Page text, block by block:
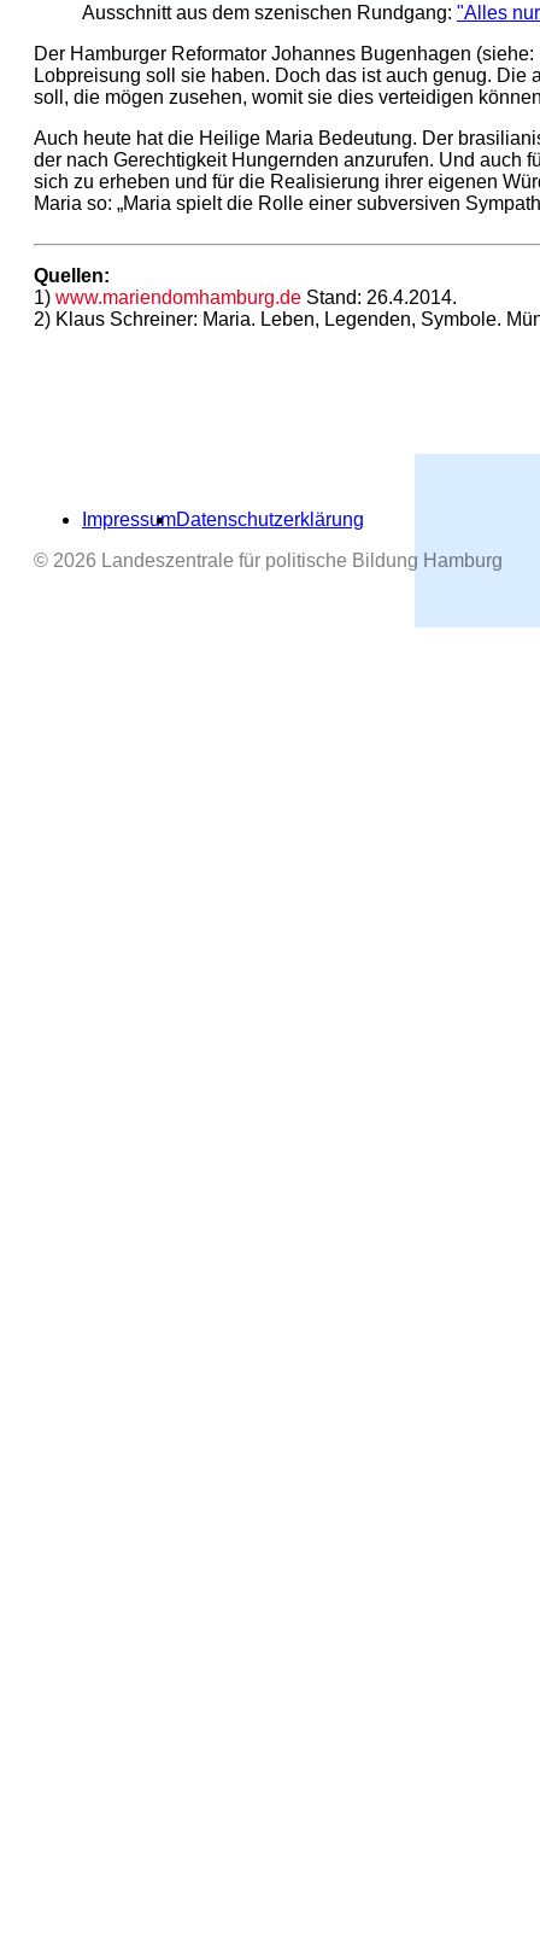
Ausschnitt aus dem szenischen Rundgang: "Alles
Der Hamburger Reformator Johannes Bugenhagen (siehe:
Lobpreisung soll sie haben. Doch das ist auch genug.
soll, die mögen zusehen, womit sie dies verteidigen
Auch heute hat die Heilige Maria Bedeutung. Der
der nach Gerechtigkeit Hungernden anzurufen. Und auch
sich zu erheben und für die Realisierung ihrer eigenen
Maria so: „Maria spielt die Rolle einer subversiven
Quellen:
1) www.mariendomhamburg.de Stand: 26.4.2014.
2) Klaus Schreiner: Maria. Leben, Legenden, Symbole.
ImpressumDatenschutzerklärung
© 2026 Landeszentrale für politische Bildung Hamburg